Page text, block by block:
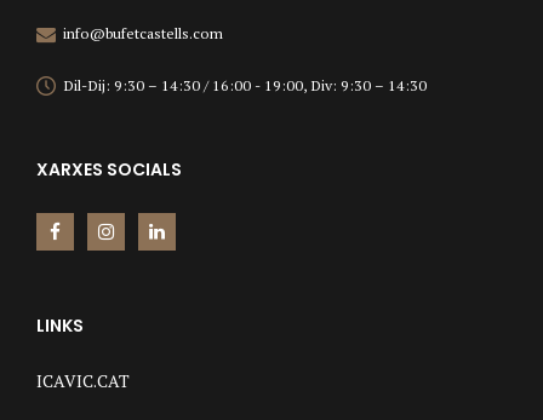
info@bufetcastells.com
Dil-Dij: 9:30 – 14:30 / 16:00 - 19:00, Div: 9:30 – 14:30
XARXES SOCIALS
LINKS
ICAVIC.CAT